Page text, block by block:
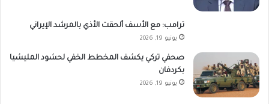
ترامب: مع الأسف ألحقت الأذي بالمرشد الإيراني
يونيو 19, 2026
صحفي تركي يكشف المخطط الخفي لحشود المليشيا
بكردفان
يونيو 19, 2026